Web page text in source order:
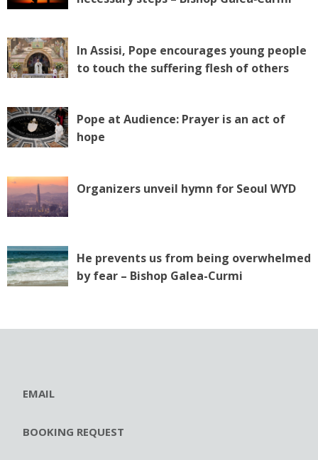
In Assisi, Pope encourages young people
to touch the suffering flesh of others
Pope at Audience: Prayer is an act of
hope
Organizers unveil hymn for Seoul WYD
He prevents us from being overwhelmed
by fear – Bishop Galea-Curmi
EMAIL
BOOKING REQUEST